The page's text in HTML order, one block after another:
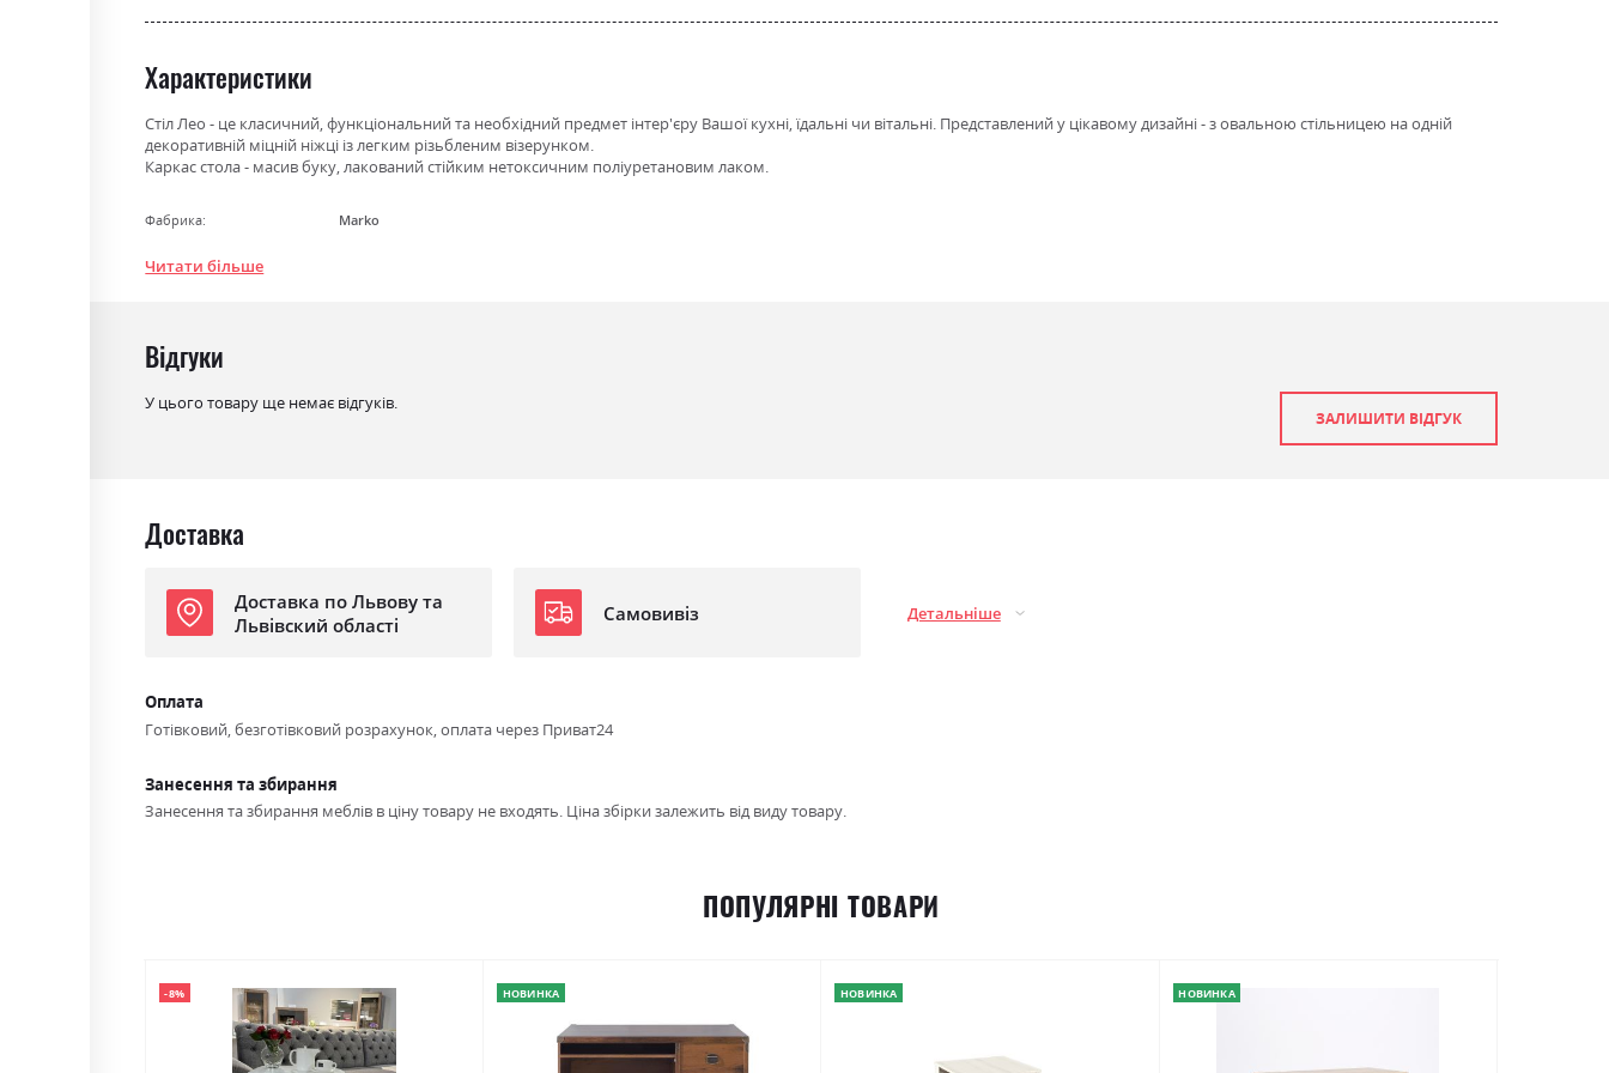
the
of
the
images
gallery
Характеристики
Стіл Лео - це класичний, функціональний та необхідний предмет інтер'єру Вашої кухні, їдальні чи вітальні. Представлений у цікавому дизайні - з овальною стільницею на одній
декоративній міцній ніжці із легким різьбленим візерунком.
Каркас стола - масив буку, лакований стійким нетоксичним поліуретановим лаком.
Фабрика: Marko
Колір (Фасад):
Колір матеріалу
Стиль класика, ретро
Читати більше
Відгуки
У цього товару ще немає відгуків.
ЗАЛИШИТИ ВІДГУК
Доставка
Доставка по Львову та
Львівский області
Самовивіз Детальніше
Оплата
Готівковий, безготівковий розрахунок, оплата через Приват24
Занесення та збирання
Занесення та збирання меблів в ціну товару не входять. Ціна збірки залежить від виду товару.
ПОПУЛЯРНІ ТОВАРИ
-8% НОВИНКА НОВИНКА НОВИНКА